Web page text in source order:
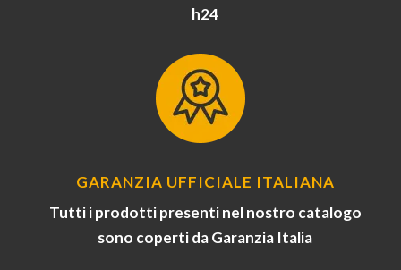
h24
GARANZIA UFFICIALE ITALIANA
Tutti i prodotti presenti nel nostro catalogo
sono coperti da Garanzia Italia